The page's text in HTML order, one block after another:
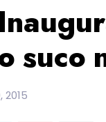
suco
2015